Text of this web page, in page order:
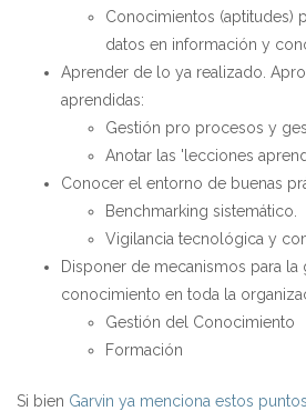
Conocimientos (aptitudes)
datos en información y
Aprender de lo ya realizado.
aprendidas:
Gestión pro procesos y
Anotar las 'lecciones
Conocer el entorno de buenas
Benchmarking sistemático.
Vigilancia tecnológica y
Disponer de mecanismos para la
conocimiento en toda la
Gestión del Conocimiento
Formación
Si bien Garvin ya menciona estos puntos